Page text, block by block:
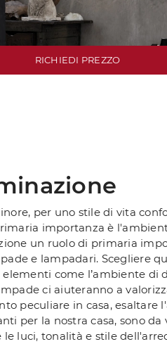
RICHIEDI PREZZO
per uno stile di vita
importanza è
un ruolo di primaria
e lampadari. Scegliere
come l’ambiente di
ci aiuteranno a
peculiare in casa, esaltare
per la nostra casa, sono
luci, tonalità e stile